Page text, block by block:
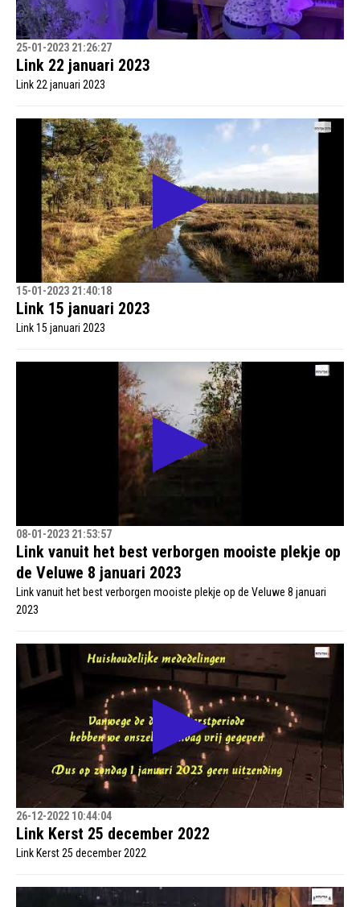
25-01-2023 21:26:27
Link 22 januari 2023
Link 22 januari 2023
15-01-2023 21:40:18
Link 15 januari 2023
Link 15 januari 2023
08-01-2023 21:53:57
Link vanuit het best verborgen mooiste plekje op
de Veluwe 8 januari 2023
Link vanuit het best verborgen mooiste plekje op de Veluwe 8 januari
2023
26-12-2022 10:44:04
Link Kerst 25 december 2022
Link Kerst 25 december 2022